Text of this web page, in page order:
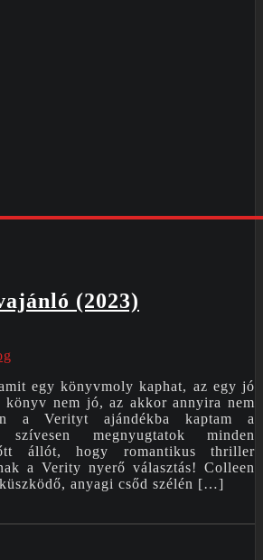
(2023)
egy könyvmoly kaphat, az egy jó
nem jó, az akkor annyira nem
a Verityt ajándékba kaptam a
megnyugtatok minden
állót, hogy romantikus thriller
a Verity nyerő választás! Colleen
anyagi csőd szélén […]